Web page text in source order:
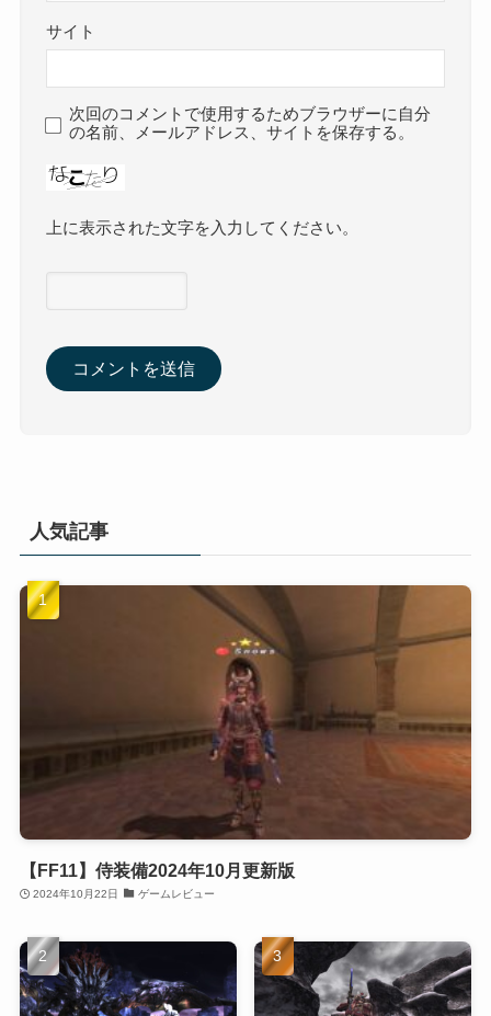
サイト
次回のコメントで使用するためブラウザーに自分
の名前、メールアドレス、サイトを保存する。
上に表示された文字を入力してください。
人気記事
【FF11】侍装備2024年10月更新版
2024年10月22日 ゲームレビュー